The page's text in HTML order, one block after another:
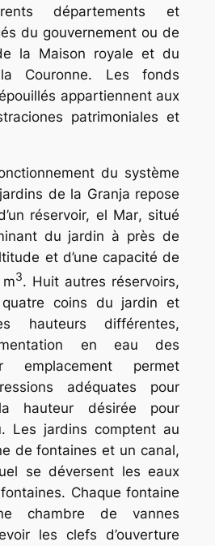
départements et
du gouvernement ou de
la Maison royale et du
Couronne. Les fonds
appartiennent aux
patrimoniales et
du système
de la Granja repose
réservoir, el Mar, situé
du jardin à près de
et d’une capacité de
3. Huit autres réservoirs,
quatre coins du jardin et
hauteurs différentes,
en eau des
emplacement permet
adéquates pour
hauteur désirée pour
Les jardins comptent au
de fontaines et un canal,
se déversent les eaux
Chaque fontaine
chambre de vannes
les clefs d’ouverture